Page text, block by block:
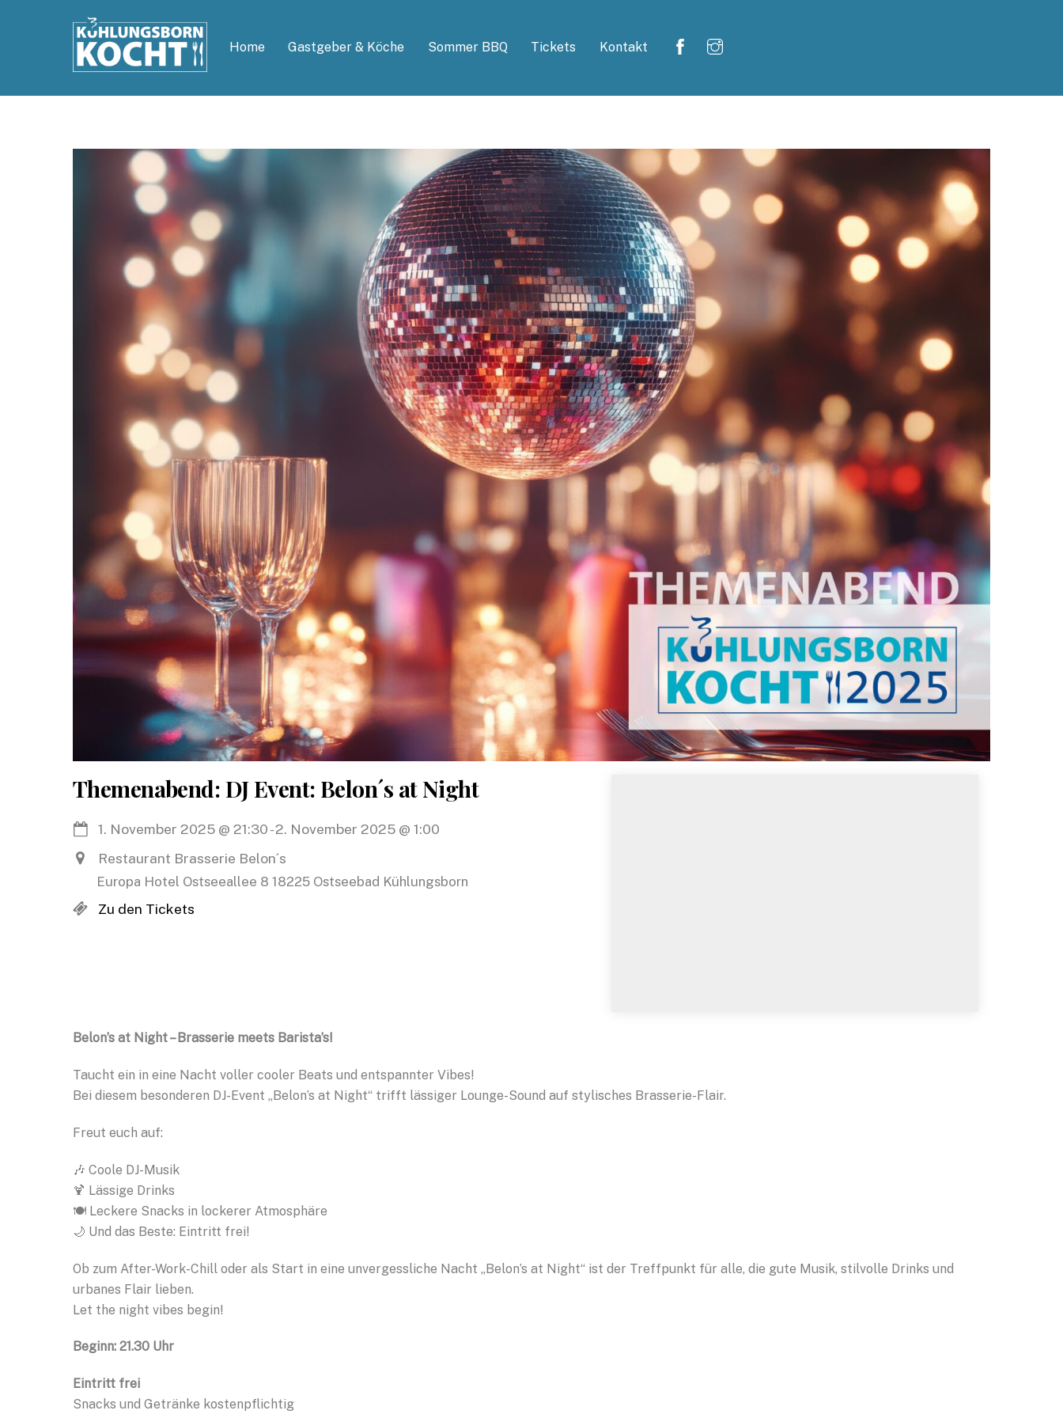
Home Gastgeber & Köche Sommer BBQ Tickets Kontakt
Themenabend: DJ Event: Belon´s at Night
1. November 2025 @ 21:30-2. November 2025@ 1:00
Restaurant Brasserie Belon´s
Europa Hotel Ostseeallee 8 18225 Ostseebad Kühlungsborn
Zu den Tickets
Belon’s at Night – Brasserie meets Barista’s!
Taucht ein in eine Nacht voller cooler Beats und entspannter Vibes!
Bei diesem besonderen DJ-Event „Belon’s at Night“ trifft lässiger Lounge-Sound auf stylisches Brasserie-Flair.
Freut euch auf:
🎶 Coole DJ-Musik
🍹 Lässige Drinks
🍽️ Leckere Snacks in lockerer Atmosphäre
🌙 Und das Beste: Eintritt frei!
Ob zum After-Work-Chill oder als Start in eine unvergessliche Nacht „Belon’s at Night“ ist der Treffpunkt für alle, die gute Musik, stilvolle Drinks und
urbanes Flair lieben.
Let the night vibes begin!
Beginn: 21.30 Uhr
Eintritt frei
Snacks und Getränke kostenpflichtig